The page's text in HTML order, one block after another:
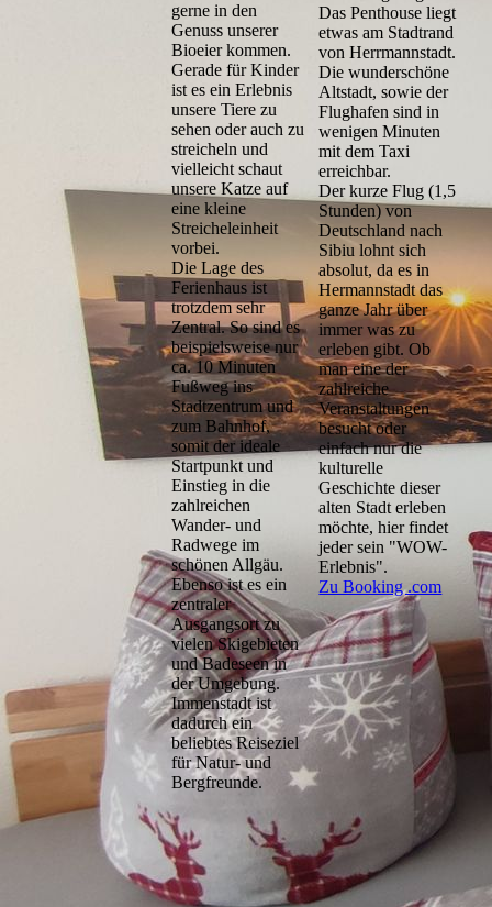
gerne in den
Genuss unserer
Bioeier kommen.
Gerade für Kinder
ist es ein Erlebnis
unsere Tiere zu
sehen oder auch zu
streicheln und
vielleicht schaut
unsere Katze auf
eine kleine
Streicheleinheit
vorbei.
Die Lage des
Ferienhaus ist
trotzdem sehr
Zentral. So sind es
beispielsweise nur
ca. 10 Minuten
Fußweg ins
Stadtzentrum und
zum Bahnhof,
somit der ideale
Startpunkt und
Einstieg in die
zahlreichen
Wander- und
Radwege im
schönen Allgäu.
Ebenso ist es ein
zentraler
Ausgangsort zu
vielen Skigebieten
und Badeseen in
der Umgebung.
Immenstadt ist
dadurch ein
beliebtes Reiseziel
für Natur- und
Bergfreunde.
Das Penthouse liegt
etwas am Stadtrand
von Herrmannstadt.
Die wunderschöne
Altstadt, sowie der
Flughafen sind in
wenigen Minuten
mit dem Taxi
erreichbar.
Der kurze Flug (1,5
Stunden) von
Deutschland nach
Sibiu lohnt sich
absolut, da es in
Hermannstadt das
ganze Jahr über
immer was zu
erleben gibt. Ob
man eine der
zahlreiche
Veranstaltungen
besucht oder
einfach nur die
kulturelle
Geschichte dieser
alten Stadt erleben
möchte, hier findet
jeder sein "WOW-
Erlebnis".
Zu Booking .com